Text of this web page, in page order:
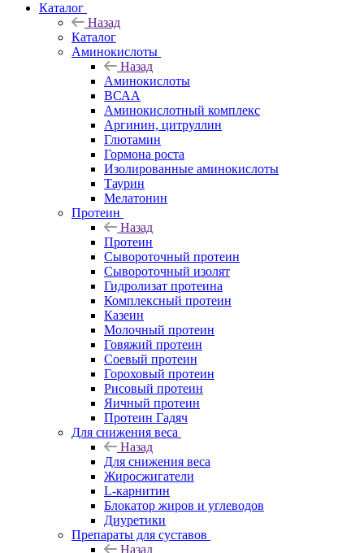
Каталог
Назад
Каталог
Аминокислоты
Назад
Аминокислоты
ВСАА
Аминокислотный комплекс
Аргинин, цитруллин
Глютамин
Гормона роста
Изолированные аминокислоты
Таурин
Мелатонин
Протеин
Назад
Протеин
Сывороточный протеин
Сывороточный изолят
Гидролизат протеина
Комплексный протеин
Казеин
Молочный протеин
Говяжий протеин
Соевый протеин
Гороховый протеин
Рисовый протеин
Яичный протеин
Протеин Гадяч
Для снижения веса
Назад
Для снижения веса
Жиросжигатели
L-карнитин
Блокатор жиров и углеводов
Диуретики
Препараты для суставов
Назад